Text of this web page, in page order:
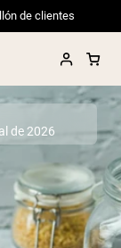
de clientes
de 2026